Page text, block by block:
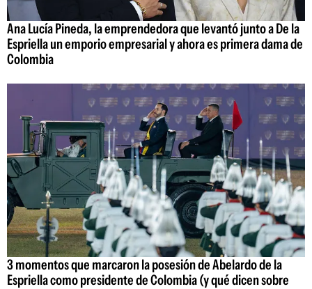
Ana Lucía Pineda, la emprendedora que levantó junto a De la
Espriella un emporio empresarial y ahora es primera dama de
Colombia
3 momentos que marcaron la posesión de Abelardo de la
Espriella como presidente de Colombia (y qué dicen sobre